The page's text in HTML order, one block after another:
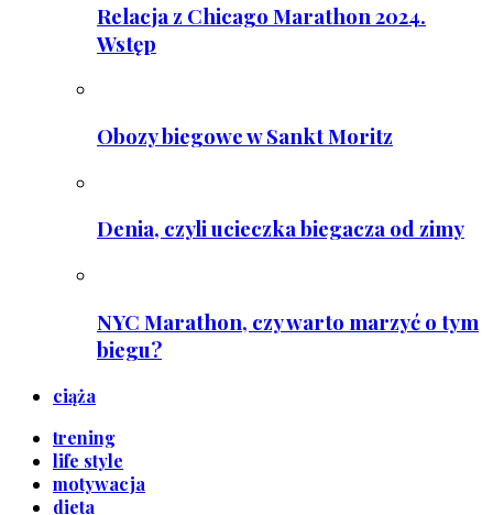
Relacja z Chicago Marathon 2024.
Wstęp
Obozy biegowe w Sankt Moritz
Denia, czyli ucieczka biegacza od zimy
NYC Marathon, czy warto marzyć o tym
biegu?
ciąża
trening
life style
motywacja
dieta